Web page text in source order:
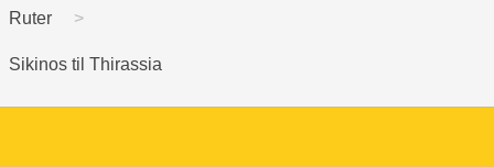
Ruter
Sikinos til Thirassia